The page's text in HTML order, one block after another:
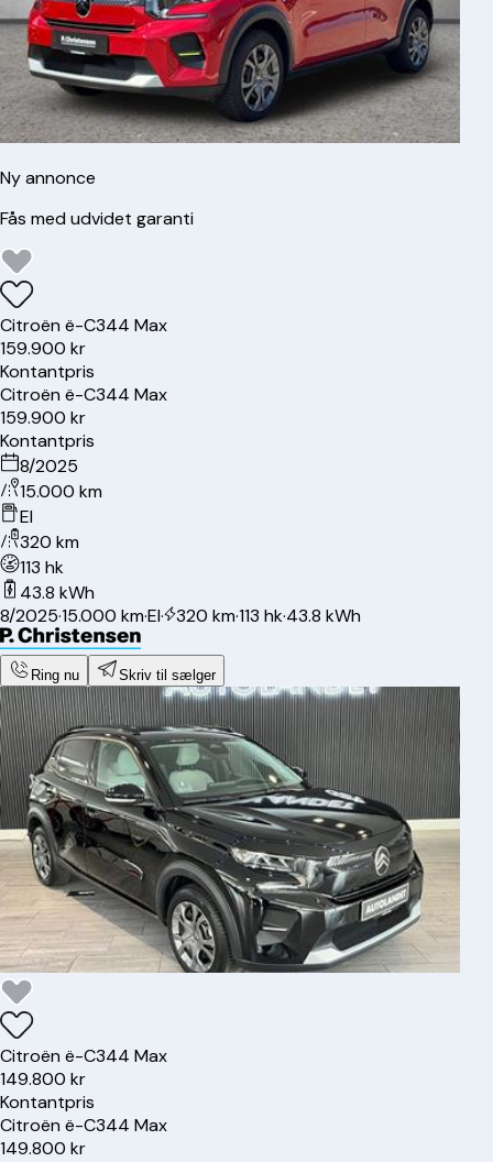
Ny annonce
Fås med udvidet garanti
Citroënë-C344 Max
159.900 kr
Kontantpris
Citroënë-C344 Max
159.900 kr
Kontantpris
8/2025
15.000 km
El
320 km
113 hk
43.8 kWh
8/2025·15.000 km·El· 320 km·113 hk·43.8 kWh
Ring nu Skriv til sælger
Citroënë-C344 Max
149.800 kr
Kontantpris
Citroënë-C344 Max
149.800 kr